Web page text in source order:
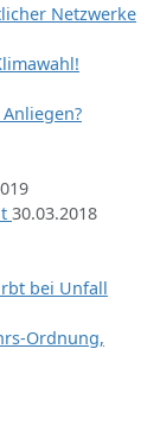
Netzwerke
30.03.2018
bei Unfall
Ordnung,